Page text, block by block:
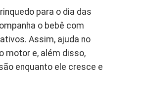
para o dia das
o bebê com
Assim, ajuda no
motor e, além disso,
enquanto ele cresce e